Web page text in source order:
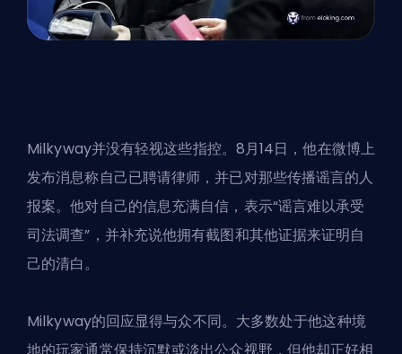
Milkyway并没有轻视这些指控。8月14日，他在微博上
发布消息称自己已聘请律师，并已对那些传播谣言的人
报案。他对自己的信息充满自信，表示“谣言难以承受
司法调查”，并补充说他拥有截图和其他证据来证明自
己的清白。
Milkyway的回应显得与众不同。大多数处于他这种境